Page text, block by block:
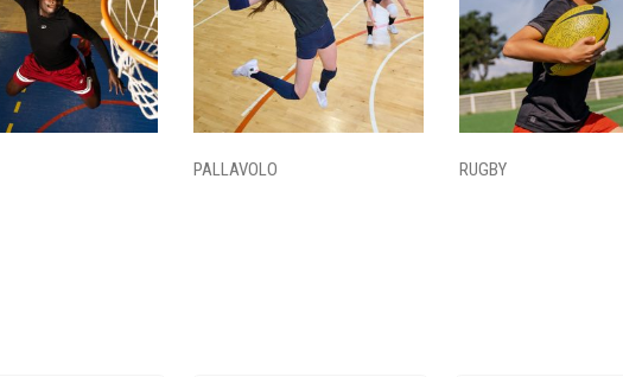
PALLAVOLO RUGBY